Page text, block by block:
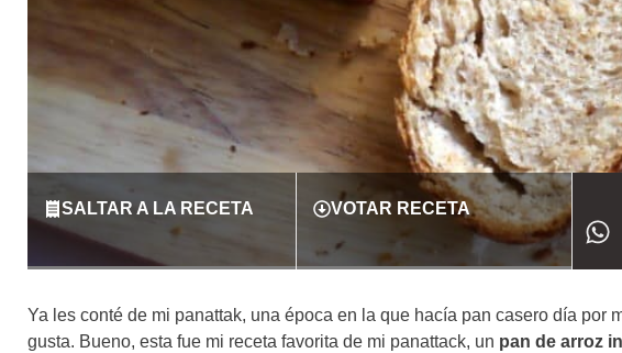
SALTAR A LA RECETA VOTAR RECETA
Ya les conté de mi panattak, una época en la que hacía pan casero día
gusta. Bueno, esta fue mi receta favorita de mi panattack, un pan de arroz